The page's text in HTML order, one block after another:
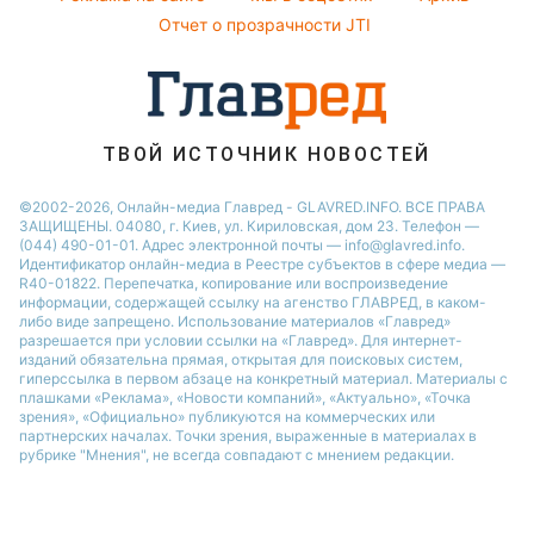
София Ротару
Новости ХарьковаОтчет о прозрачности JTI
ТВОЙ ИСТОЧНИК НОВОСТЕЙ
©2002-2026, Онлайн-медиа Главред - GLAVRED.INFO. ВСЕ ПРАВА
ЗАЩИЩЕНЫ. 04080, г. Киев, ул. Кириловская, дом 23. Телефон —
(044) 490-01-01. Адрес электронной почты — info@glavred.info.
Идентификатор онлайн-медиа в Реестре cубъектов в сфере медиа —
R40-01822. Перепечатка, копирование или воспроизведение
информации, содержащей ссылку на агенство ГЛАВРЕД, в каком-
либо виде запрещено. Использование материалов «Главред»
разрешается при условии ссылки на «Главред». Для интернет-
изданий обязательна прямая, открытая для поисковых систем,
гиперссылка в первом абзаце на конкретный материал. Материалы с
плашками «Реклама», «Новости компаний», «Актуально», «Точка
зрения», «Официально» публикуются на коммерческих или
партнерских началах. Точки зрения, выраженные в материалах в
рубрике "Мнения", не всегда совпадают с мнением редакции.